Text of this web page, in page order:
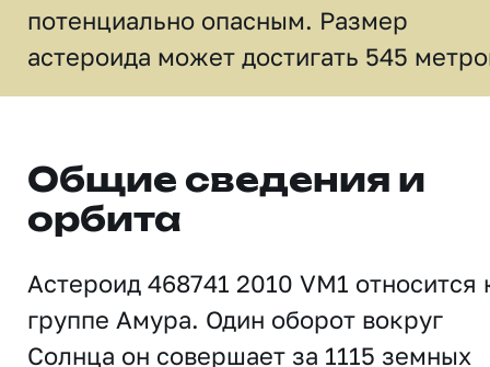
потенциально опасным. Размер
астероида может достигать 545
Общие сведения и
орбита
Астероид 468741 2010 VM1 относится
группе Амура. Один оборот вокруг
Солнца он совершает за 1115 земных